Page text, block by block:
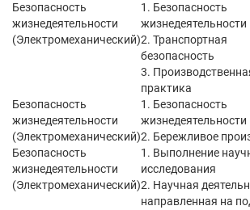
Безопасность
жизнедеятельности
(Электромеханический)
1. Безопасность
жизнедеятельности
2. Транспортная
безопасность
3.
практика
Безопасность
жизнедеятельности
(Электромеханический)
1. Безопасность
жизнедеятельности
2. Бережливое
Безопасность
жизнедеятельности
(Электромеханический)
1. Выполнение
исследования
2. Научная
направленная на